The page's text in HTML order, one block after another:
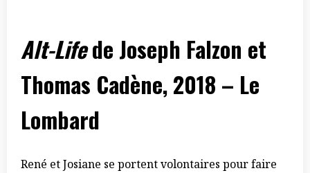
Alt-Lifede Joseph Falzon et
Thomas Cadène, 2018 – Le
Lombard
René et Josiane se portent volontaires pour faire